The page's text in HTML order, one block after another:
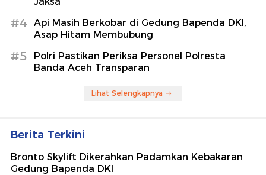
#4
Api Masih Berkobar di Gedung Bapenda DKI,
Asap Hitam Membubung
#5
Polri Pastikan Periksa Personel Polresta
Banda Aceh Transparan
Lihat Selengkapnya
Berita Terkini
Bronto Skylift Dikerahkan Padamkan Kebakaran
Gedung Bapenda DKI